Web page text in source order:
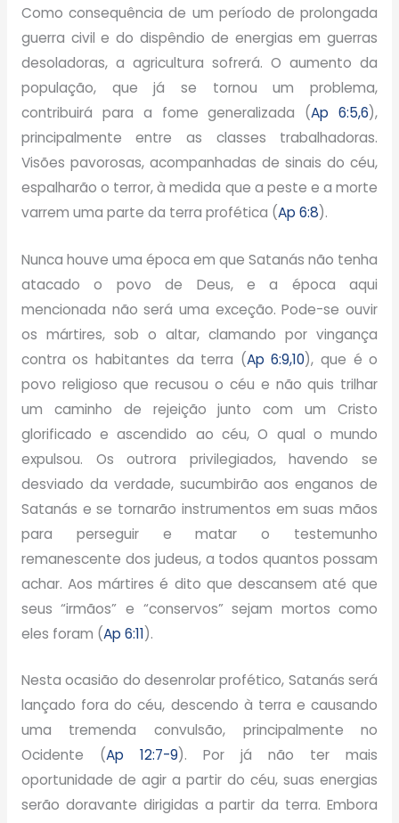
Como consequência de um período de prolongada
guerra civil e do dispêndio de energias em guerras
desoladoras, a agricultura sofrerá. O aumento da
população, que já se tornou um problema,
contribuirá para a fome generalizada (Ap 6:5,6),
principalmente entre as classes trabalhadoras.
Visões pavorosas, acompanhadas de sinais do céu,
espalharão o terror, à medida que a peste e a morte
varrem uma parte da terra profética (Ap 6:8).
Nunca houve uma época em que Satanás não tenha
atacado o povo de Deus, e a época aqui
mencionada não será uma exceção. Pode-se ouvir
os mártires, sob o altar, clamando por vingança
contra os habitantes da terra (Ap 6:9,10), que é o
povo religioso que recusou o céu e não quis trilhar
um caminho de rejeição junto com um Cristo
glorificado e ascendido ao céu, O qual o mundo
expulsou. Os outrora privilegiados, havendo se
desviado da verdade, sucumbirão aos enganos de
Satanás e se tornarão instrumentos em suas mãos
para perseguir e matar o testemunho
remanescente dos judeus, a todos quantos possam
achar. Aos mártires é dito que descansem até que
seus “irmãos” e “conservos” sejam mortos como
eles foram (Ap 6:11).
Nesta ocasião do desenrolar profético, Satanás será
lançado fora do céu, descendo à terra e causando
uma tremenda convulsão, principalmente no
Ocidente (Ap 12:7-9). Por já não ter mais
oportunidade de agir a partir do céu, suas energias
serão doravante dirigidas a partir da terra. Embora